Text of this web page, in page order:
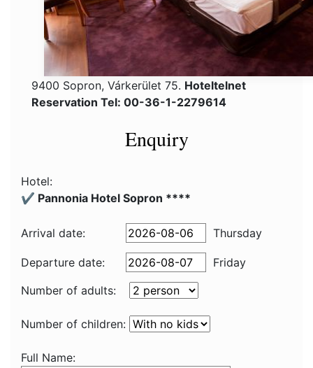
9400 Sopron, Várkerület 75. Hoteltelnet
Reservation Tel: 00-36-1-2279614
Enquiry
Hotel:
✔️ Pannonia Hotel Sopron ****
Arrival date: Thursday
Departure date:
Friday
Number of adults:
Number of children:
Full Name: